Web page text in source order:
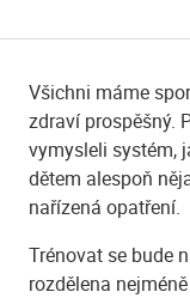
Všichni máme
zdraví prospěšný.
vymysleli systém,
dětem alespoň
nařízená opatření.
Trénovat se bude
rozdělena